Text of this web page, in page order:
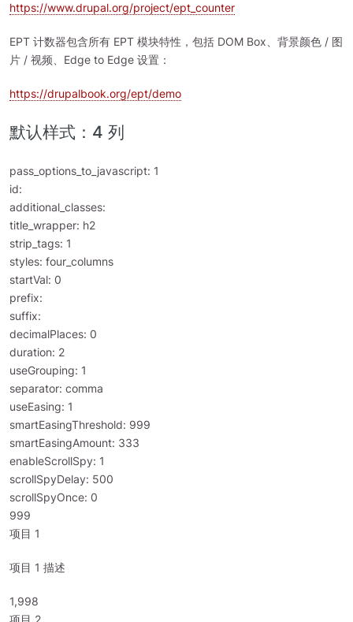
https://www.drupal.org/project/ept_counter
EPT 计数器包含所有 EPT 模块特性，包括 DOM Box、背景颜色 / 图
片 / 视频、Edge to Edge 设置：
https://drupalbook.org/ept/demo
默认样式：4 列
pass_options_to_javascript: 1
id:
additional_classes:
title_wrapper: h2
strip_tags: 1
styles: four_columns
startVal: 0
prefix:
suffix:
decimalPlaces: 0
duration: 2
useGrouping: 1
separator: comma
useEasing: 1
smartEasingThreshold: 999
smartEasingAmount: 333
enableScrollSpy: 1
scrollSpyDelay: 500
scrollSpyOnce: 0
1,000
项目 1
项目 1 描述
2,000
项目 2